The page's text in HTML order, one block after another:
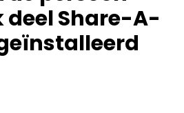
deel Share-A-